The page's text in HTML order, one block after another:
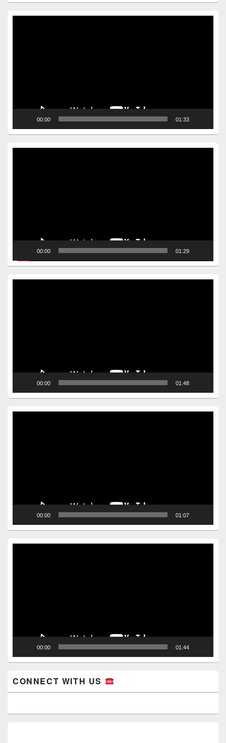
00:00 01:33
00:00 01:29
00:00 01:48
00:00 01:07
00:00 01:44
CONNECT WITH US